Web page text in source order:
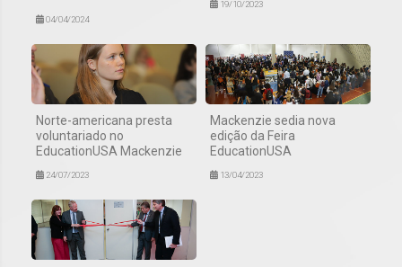
04/04/2024
19/10/2023
Norte-americana presta
voluntariado no
EducationUSA Mackenzie
24/07/2023
Mackenzie sedia nova
edição da Feira
EducationUSA
13/04/2023